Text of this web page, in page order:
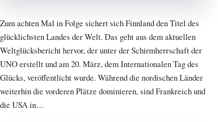
Zum achten Mal in Folge sichert sich Finnland den Titel des
glücklichsten Landes der Welt. Das geht aus dem aktuellen
Weltglücksbericht hervor, der unter der Schirmherrschaft der
UNO erstellt und am 20. März, dem Internationalen Tag des
Glücks, veröffentlicht wurde. Während die nordischen Länder
weiterhin die vorderen Plätze dominieren, sind Frankreich und
die USA in…